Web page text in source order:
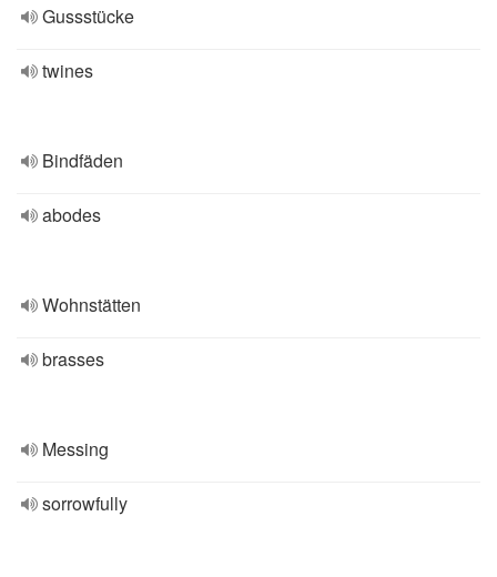
Gussstücke
twines
Bindfäden
abodes
Wohnstätten
brasses
Messing
sorrowfully